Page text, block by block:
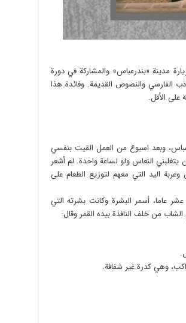
مدينة «بندرعباس» والمشاركة في دورة
الفارسي والنصوص القديمة. وفائدة هذا
على الأقل.
متجهة إلى بندر عباس، وبعد اسبوع من العمل القيت بنفسي
النعاس ولو لساعة واحدة. لم أشعر
اليد التي معهم لتوزيع الطعام على
عاما، أسمر البشرة وكانت بشرته التي
من خلف النافذة بيده القمر وقال:
وهي كدرة غير شفافة.